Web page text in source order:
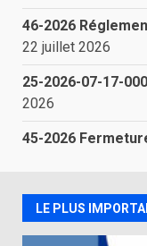
46-2026
22 juillet 2026
25-2026-07-17-
2026
45-2026
LE PLUS